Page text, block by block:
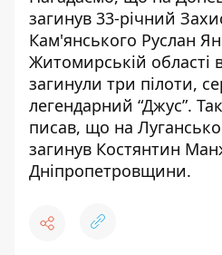
загинув 33-річний
Кам'янського Руслан
Житомирській області
загинули три пілоти,
легендарний “Джус”.
писав, що на
загинув Костянтин
Дніпропетровщини.